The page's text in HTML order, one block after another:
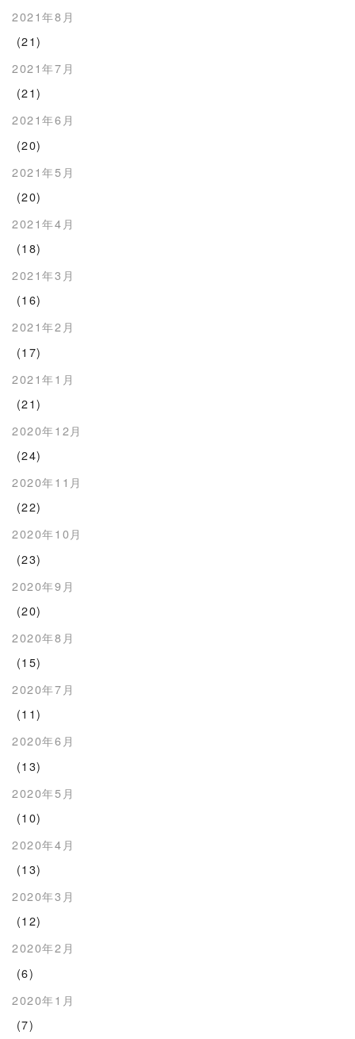
2021年8月
(21)
2021年7月
(21)
2021年6月
(20)
2021年5月
(20)
2021年4月
(18)
2021年3月
(16)
2021年2月
(17)
2021年1月
(21)
2020年12月
(24)
2020年11月
(22)
2020年10月
(23)
2020年9月
(20)
2020年8月
(15)
2020年7月
(11)
2020年6月
(13)
2020年5月
(10)
2020年4月
(13)
2020年3月
(12)
2020年2月
(6)
2020年1月
(7)